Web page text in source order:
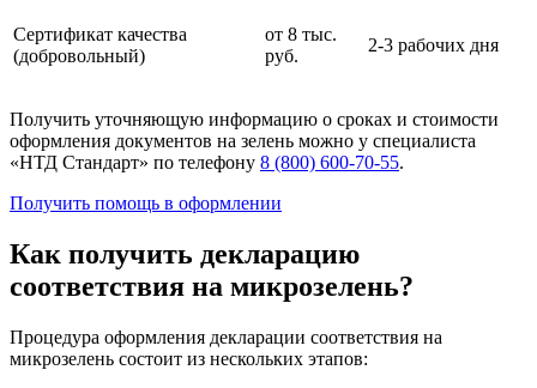
Сертификат качества
(добровольный)
от 8 тыс.
руб.
2-3 рабочих дня
Получить уточняющую информацию о сроках и стоимости
оформления документов на зелень можно у специалиста
«НТД Стандарт» по телефону 8 (800) 600-70-55.
Получить помощь в оформлении
Как получить декларацию
соответствия на микрозелень?
Процедура оформления декларации соответствия на
микрозелень состоит из нескольких этапов: